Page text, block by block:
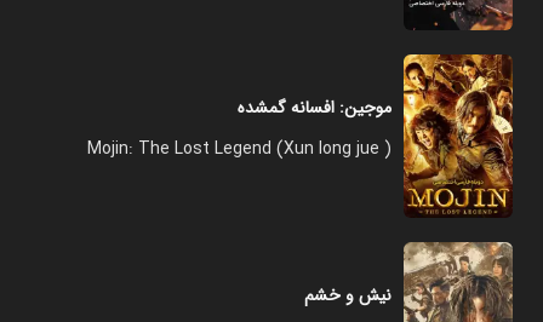
موجین: افسانه گمشده
( Xun long jue) Mojin: The Lost Legend
نیش و خشم